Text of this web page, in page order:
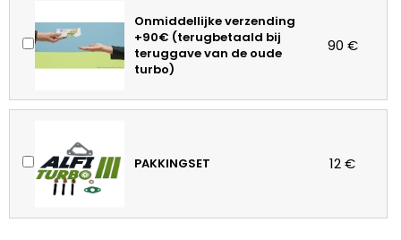
Onmiddellijke verzending
+90€ (terugbetaald bij
teruggave van de oude
turbo)
90 €
PAKKINGSET 12 €